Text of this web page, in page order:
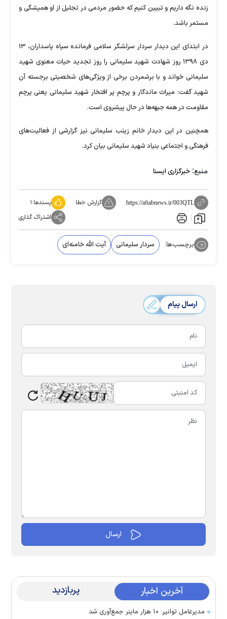
زنده نگه داریم و تبیین کنیم که حضور مردمی در تجلیل از او همیشگی و
مستمر باشد.
در ابتدای این دیدار سردار سرلشگر سلامی فرمانده سپاه پاسداران، ۱۳
دی ۱۳۹۸ روز شهادت شهید سلیمانی را روز تجدید حیات معنوی شهید
سلیمانی خواند و با برشمردن برخی از ویژگی‌های شخصیتی برجسته آن
شهید گفت: میراث ماندگار و پرچم پر افتخار شهید سلیمانی یعنی پرچم
مقاومت در همه جبهه‌ها در حال پیشروی است.
همچنین در این دیدار خانم زینب سلیمانی نیز گزارشی از فعالیت‌های
فرهنگی و اجتماعی بنیاد شهید سلیمانی بیان کرد.
منبع: خبرگزاری ایسنا
https://aftabnews.ir/003QTL گزارش خطا پسندها:۱
اشتراک گذاری
برچسب‌ها: سردار سلیمانی آیت الله خامنه‌ای
ارسال پیام
آخرین اخبار پربازدید
مدیرعامل توانیر: ۱۰ هزار ماینر جمع‌آوری شد